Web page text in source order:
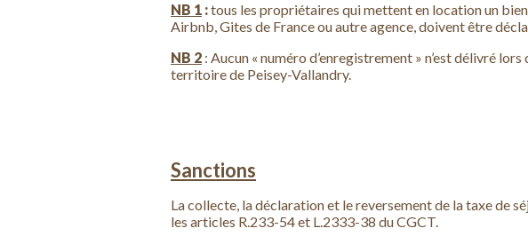
NB 1 :tous les propriétaires qui mettent en location un
Airbnb, Gites de France ou autre agence, doivent être
NB 2 : Aucun « numéro d’enregistrement » n’est délivré
territoire de Peisey-Vallandry.
Sanctions
La collecte, la déclaration et le reversement de la taxe de
les articles R.233-54 et L.2333-38 du CGCT.